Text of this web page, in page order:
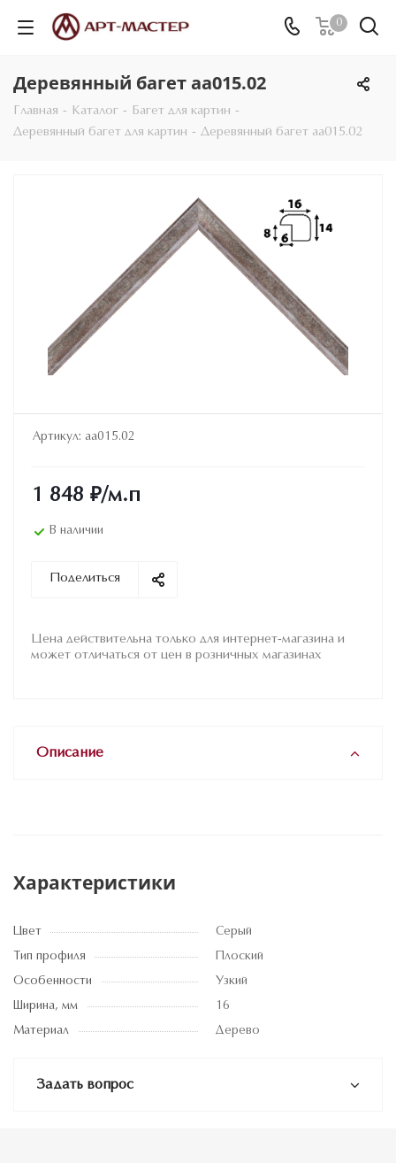
0
Деревянный багет aa015.02
Главная - Каталог - Багет для картин -
Деревянный багет для картин - Деревянный багет aa015.02
Артикул: aa015.02
1 848 ₽/м.п
В наличии
Поделиться
Цена действительна только для интернет-магазина и
может отличаться от цен в розничных магазинах
Описание
Характеристики
Цвет
Серый
Тип профиля
Плоский
Особенности
Узкий
Ширина, мм
16
Материал
Дерево
Задать вопрос